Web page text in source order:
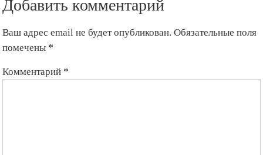
Добавить комментарий
Ваш адрес email не будет опубликован. Обязательные поля
помечены *
Комментарий *